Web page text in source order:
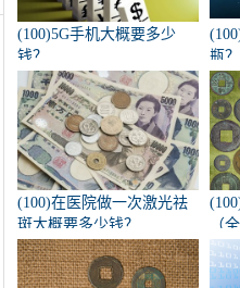
(100)5G手机大概要多少
钱？
瓶？
(100)在医院做一次激光祛
斑大概要多少钱？
（